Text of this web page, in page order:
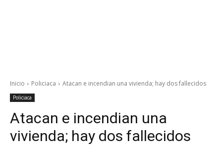
Inicio Policiaca Atacan e incendian una vivienda; hay dos fallecidos
Policiaca
Atacan e incendian una
vivienda; hay dos fallecidos